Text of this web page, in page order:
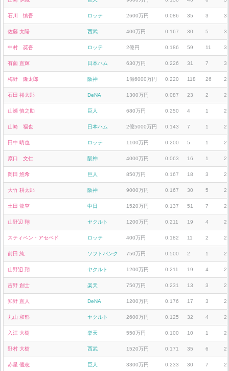
石川 慎吾 ロッテ 2600万円 0.086 35 3 3
佐藤 太陽 西武 400万円 0.167 30 5 3
中村 奨吾 ロッテ 2億円 0.186 59 11 3
有薗 直輝 日本ハム 630万円 0.226 31 7 3
梅野 隆太郎 阪神 1億6000万円 0.220 118 26 2
石田 裕太郎 DeNA 1300万円 0.087 23 2 2
山瀬 慎之助 巨人 680万円 0.250 4 1 2
山崎 福也 日本ハム 2億5000万円 0.143 7 1 2
田中 晴也 ロッテ 1100万円 0.200 5 1 2
原口 文仁 阪神 4000万円 0.063 16 1 2
岡田 悠希 巨人 850万円 0.167 18 3 2
大竹 耕太郎 阪神 9000万円 0.167 30 5 2
土田 龍空 中日 1520万円 0.137 51 7 2
山野辺 翔 ヤクルト 1200万円 0.211 19 4 2
スティベン・アセベド ロッテ 400万円 0.182 11 2 2
前田 純 ソフトバンク 750万円 0.500 2 1 2
山野辺 翔 ヤクルト 1200万円 0.211 19 4 2
吉野 創士 楽天 750万円 0.231 13 3 2
知野 直人 DeNA 1200万円 0.176 17 3 2
丸山 和郁 ヤクルト 2600万円 0.125 32 4 2
入江 大樹 楽天 550万円 0.100 10 1 2
野村 大樹 西武 1520万円 0.171 35 6 2
赤星 優志 巨人 3300万円 0.233 30 7 2